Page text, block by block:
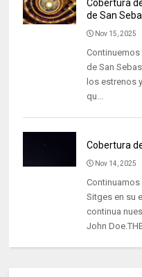
Cobertura
de San
Nov 15, 2025
de San
los estrenos
qu...
Cobertura
Nov 14, 2025
Sitges en su
continua
John